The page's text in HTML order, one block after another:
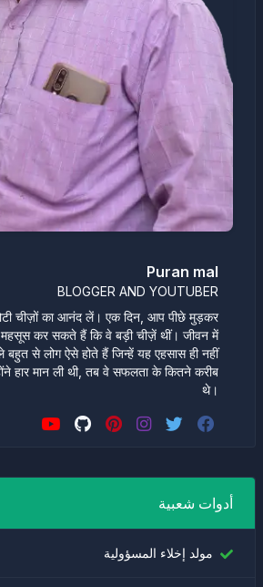
Puran mal
BLOGGER AND YOUTUBER
चीज़ों का आनंद लें। एक दिन, आप पीछे मुड़कर
कर सकते हैं कि वे बड़ी चीज़ें थीं। जीवन में
से लोग ऐसे होते हैं जिन्हें यह एहसास ही नहीं
हार मान ली थी, तब वे सफलता के कितने करीब
थे।
أدوات شعبية
مولد إخلاء المسؤولية